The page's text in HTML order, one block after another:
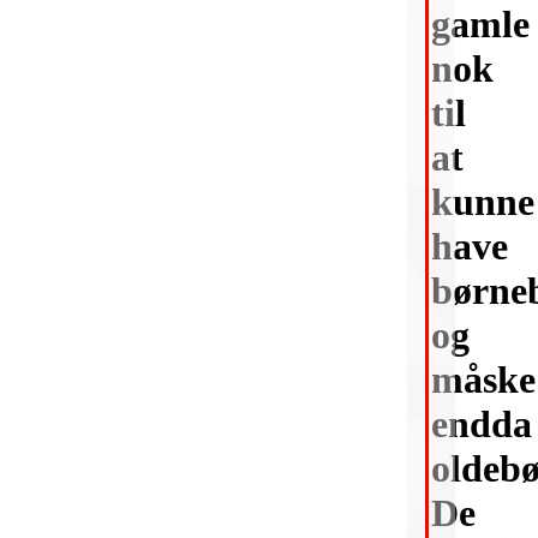
gamle
nok
til
at
kunne
have
og
måske
endda
De